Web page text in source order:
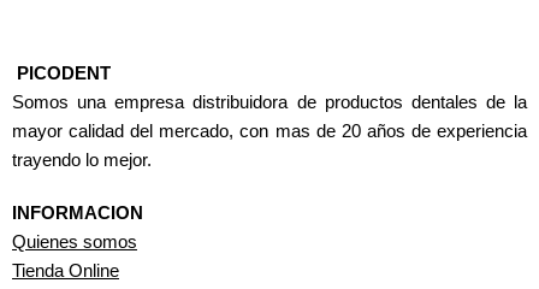
PICODENT
Somos una empresa distribuidora de productos dentales de la
mayor calidad del mercado, con mas de 20 años de experiencia
trayendo lo mejor.
INFORMACION
Quienes somos
Tienda Online